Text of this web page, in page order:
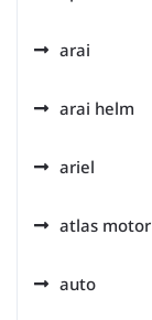
arai
arai helm
ariel
atlas motor
auto